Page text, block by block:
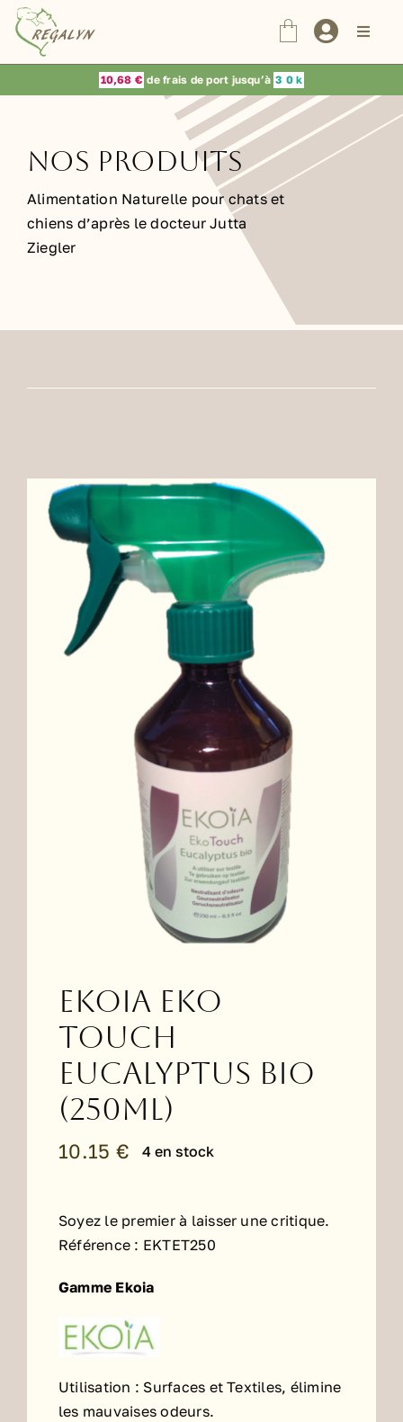
Passer
au
contenu
Nos Produits
Choix du vétérinaire
Blog
10,68 € de frais de port jusqu’à 3 0 k
Nos Produits
Alimentation Naturelle pour chats et
chiens d’après le docteur Jutta
Ziegler
EKOIA Eko
Touch
Eucalyptus Bio
(250ml)
10.15 € 4 en stock
Soyez le premier à laisser une critique.
Référence : EKTET250
Gamme Ekoia
Utilisation : Surfaces et Textiles, élimine
les mauvaises odeurs.